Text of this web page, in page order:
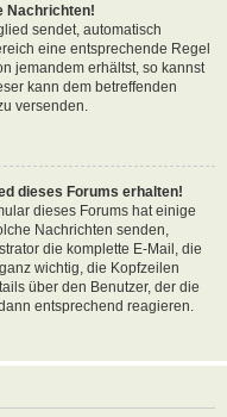
Nachrichten!
sendet, automatisch
eine entsprechende Regel
jemandem erhältst, so kannst
kann dem betreffenden
versenden.
dieses Forums erhalten!
dieses Forums hat einige
Nachrichten senden,
die komplette E-Mail, die
wichtig, die Kopfzeilen
über den Benutzer, der die
entsprechend reagieren.